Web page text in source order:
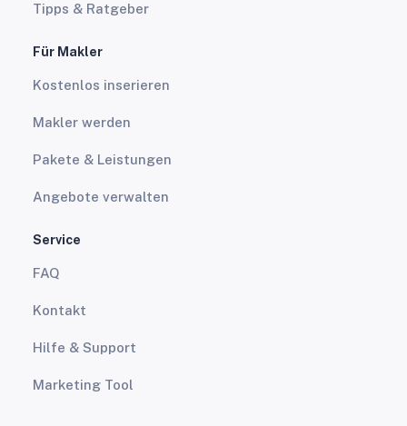
Tipps & Ratgeber
Für Makler
Kostenlos inserieren
Makler werden
Pakete & Leistungen
Angebote verwalten
Service
FAQ
Kontakt
Hilfe & Support
Marketing Tool